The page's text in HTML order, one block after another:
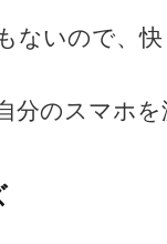
ないので、快
分のスマホを